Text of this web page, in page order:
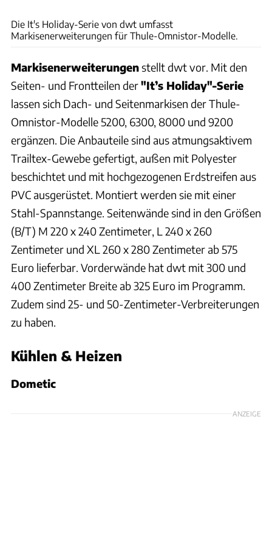
Die It's Holiday-Serie von dwt umfasst
Markisenerweiterungen für Thule-Omnistor-Modelle.
Markisenerweiterungenstellt dwt vor. Mit den
Seiten- und Frontteilen der"It’s Holiday"-Serie
lassen sich Dach- und Seitenmarkisen der Thule-
Omnistor-Modelle 5200, 6300, 8000 und 9200
ergänzen. Die Anbauteile sind aus atmungsaktivem
Trailtex-Gewebe gefertigt, außen mit Polyester
beschichtet und mit hochgezogenen Erdstreifen aus
PVC ausgerüstet. Montiert werden sie mit einer
Stahl-Spannstange. Seitenwände sind in den Größen
(B/T) M 220 x 240 Zentimeter, L 240 x 260
Zentimeter und XL 260 x 280 Zentimeter ab 575
Euro lieferbar. Vorderwände hat dwt mit 300 und
400 Zentimeter Breite ab 325 Euro im Programm.
Zudem sind 25- und 50-Zentimeter-Verbreiterungen
zu haben.
Kühlen & Heizen
Dometic
ANZEIGE